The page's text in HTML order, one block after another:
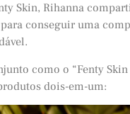
Skin, Rihanna
conseguir uma
como o “Fenty Skin
dois-em-um: